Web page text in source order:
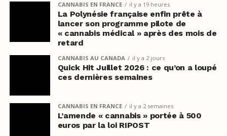
CANNABIS EN FRANCE il y a 19 heures
La Polynésie française enfin prête à
lancer son programme pilote de
« cannabis médical » après des mois de
retard
CANNABIS AU CANADA il y a 2 jours
Quick Hit Juillet 2026 : ce qu’on a loupé
ces dernières semaines
CANNABIS EN FRANCE il y a 2 semaines
L’amende « cannabis » portée à 500
euros par la loi RIPOST